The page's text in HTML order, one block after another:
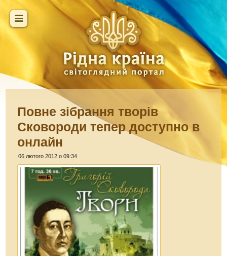
Повне зібрання творів
Сковороди тепер доступно в
онлайн
06 лютого 2012 о 09:34